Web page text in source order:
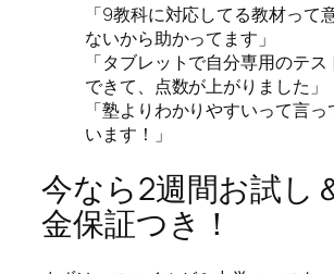
「9教科に対応してる教材って
ないから助かってます」
「タブレットで自分専用のテ
できて、点数が上がりました」
「塾よりわかりやすいって言っ
います！」
今なら2週間お試し
金保証つき！